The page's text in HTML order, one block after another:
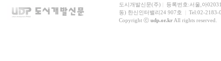
도시개발신문(주)
등록번호:서울,아
동) 한신인터밸리24 907호
Tel:02-2183-
Copyright ⓒ udp.or.krAll rights reserved.